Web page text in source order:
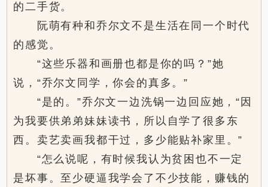
的二手货。
阮萌有种和乔尔文不是生活在同一个时代
的感觉。
“这些乐器和画册也都是你的吗？”她
说，“乔尔文同学，你会的真多。”
“是的。”乔尔文一边洗锅一边回应她，“因
为我要供弟弟妹妹读书，所以自学了很多东
西。卖艺卖画我都干过，多少能贴补家里。”
“怎么说呢，有时候我认为贫困也不一定
是坏事。至少硬逼我学会了不少技能，赚钱的